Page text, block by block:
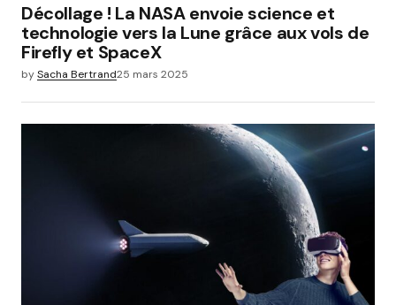
Décollage ! La NASA envoie science et
technologie vers la Lune grâce aux vols de
Firefly et SpaceX
bySacha Bertrand25 mars 2025